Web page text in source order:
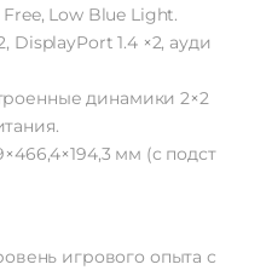
Free, LowBlue Light.
DisplayPort 1.4×2, ауди
динамики 2×2
мм (с подст
игрового опыта с